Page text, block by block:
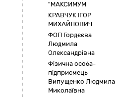
"МАКСИМУМ
КРАВЧУК ІГОР
МИХАЙЛОВИЧ
ФОП Гордєєва
Людмила
Олександрівна
Фізична особа-
підприємець
Випущенко Людмила
Миколаївна